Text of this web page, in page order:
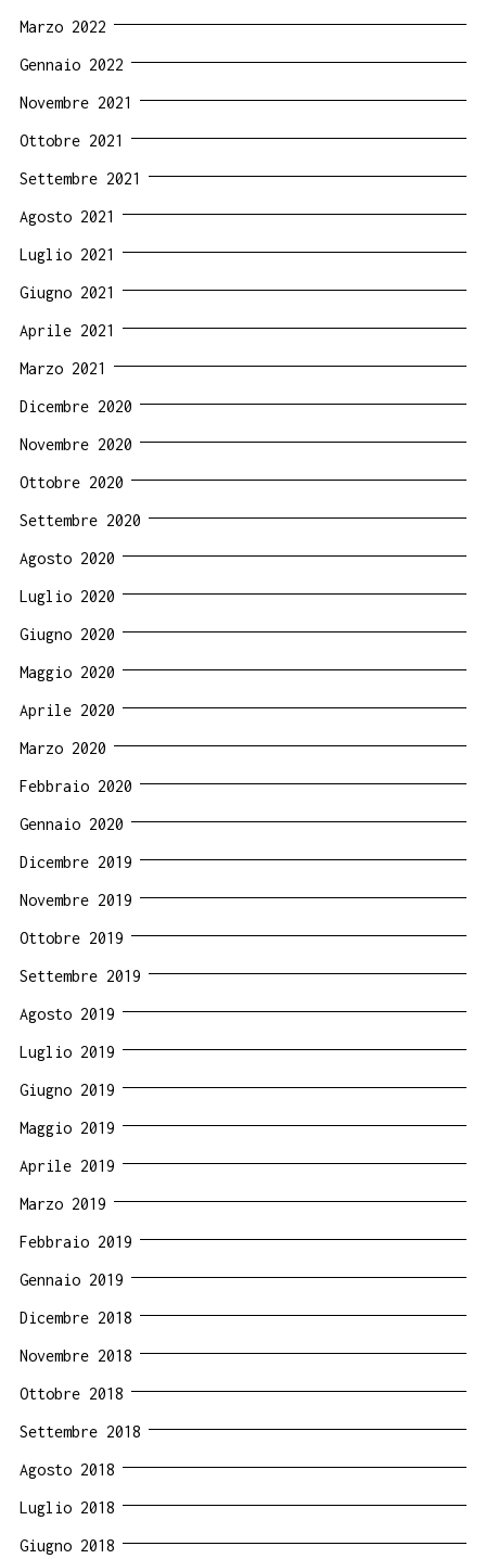
Marzo 2022
Gennaio 2022
Novembre 2021
Ottobre 2021
Settembre 2021
Agosto 2021
Luglio 2021
Giugno 2021
Aprile 2021
Marzo 2021
Dicembre 2020
Novembre 2020
Ottobre 2020
Settembre 2020
Agosto 2020
Luglio 2020
Giugno 2020
Maggio 2020
Aprile 2020
Marzo 2020
Febbraio 2020
Gennaio 2020
Dicembre 2019
Novembre 2019
Ottobre 2019
Settembre 2019
Agosto 2019
Luglio 2019
Giugno 2019
Maggio 2019
Aprile 2019
Marzo 2019
Febbraio 2019
Gennaio 2019
Dicembre 2018
Novembre 2018
Ottobre 2018
Settembre 2018
Agosto 2018
Luglio 2018
Giugno 2018